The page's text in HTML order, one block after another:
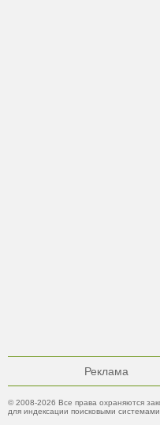
Реклама
© 2008-2026 Все права охраняются
для индексации поисковыми